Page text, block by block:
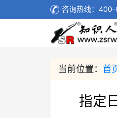
咨询热线：
当前位置： 首
指定